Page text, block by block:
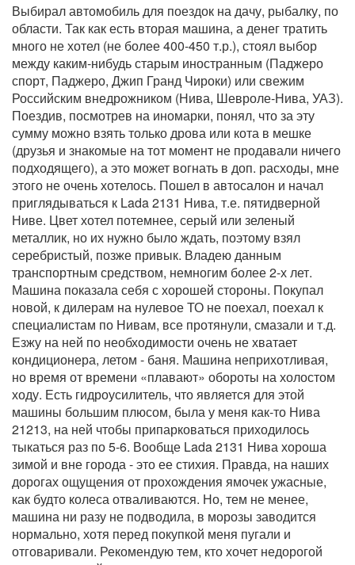
Выбирал автомобиль для поездок на дачу, рыбалку, по
области. Так как есть вторая машина, а денег тратить
много не хотел (не более 400-450 т.р.), стоял выбор
между каким-нибудь старым иностранным (Паджеро
спорт, Паджеро, Джип Гранд Чироки) или свежим
Российским внедрожником (Нива, Шевроле-Нива, УАЗ).
Поездив, посмотрев на иномарки, понял, что за эту
сумму можно взять только дрова или кота в мешке
(друзья и знакомые на тот момент не продавали ничего
подходящего), а это может вогнать в доп. расходы, мне
этого не очень хотелось. Пошел в автосалон и начал
приглядываться к Lada 2131 Нива, т.е. пятидверной
Ниве. Цвет хотел потемнее, серый или зеленый
металлик, но их нужно было ждать, поэтому взял
серебристый, позже привык. Владею данным
транспортным средством, немногим более 2-х лет.
Машина показала себя с хорошей стороны. Покупал
новой, к дилерам на нулевое ТО не поехал, поехал к
специалистам по Нивам, все протянули, смазали и т.д.
Езжу на ней по необходимости очень не хватает
кондиционера, летом - баня. Машина неприхотливая,
но время от времени «плавают» обороты на холостом
ходу. Есть гидроусилитель, что является для этой
машины большим плюсом, была у меня как-то Нива
21213, на ней чтобы припарковаться приходилось
тыкаться раз по 5-6. Вообще Lada 2131 Нива хороша
зимой и вне города - это ее стихия. Правда, на наших
дорогах ощущения от прохождения ямочек ужасные,
как будто колеса отваливаются. Но, тем не менее,
машина ни разу не подводила, в морозы заводится
нормально, хотя перед покупкой меня пугали и
отговаривали. Рекомендую тем, кто хочет недорогой